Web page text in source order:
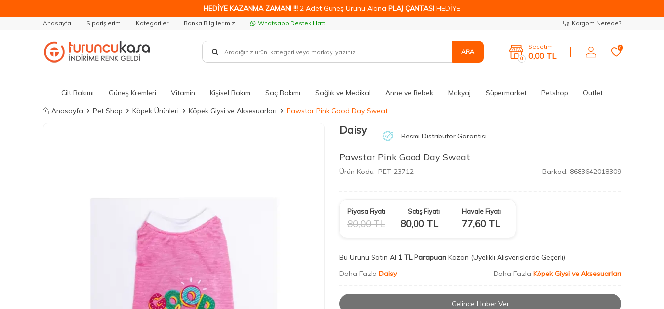
HEDİYE KAZANMA ZAMANI !!! 2 Adet Güneş Ürünü Alana PLAJ ÇANTASI HEDİYE
Anasayfa Siparişlerim Kategoriler Banka Bilgilerimiz Whatsapp Destek Hattı Kargom Nerede?
ARA
0
Sepetim
0,00 TL
0
Cilt Bakımı Güneş Kremleri Vitamin Kişisel Bakım Saç Bakımı Sağlık ve Medikal Anne ve Bebek Makyaj Süpermarket Petshop Outlet
Anasayfa Pet Shop Köpek Ürünleri Köpek Giysi ve Aksesuarları Pawstar Pink Good Day Sweat
Daisy Resmi Distribütör Garantisi
Pawstar Pink Good Day Sweat
Ürün Kodu: PET-23712 Barkod: 8683642018309
Piyasa Fiyatı
80,00TL
Satış Fiyatı
80,00TL
Havale Fiyatı
77,60TL
Bu Ürünü Satın Al 1 TL Parapuan Kazan (Üyelikli Alışverişlerde Geçerli)
Daha Fazla Daisy Daha Fazla Köpek Giysi ve Aksesuarları
Gelince Haber Ver